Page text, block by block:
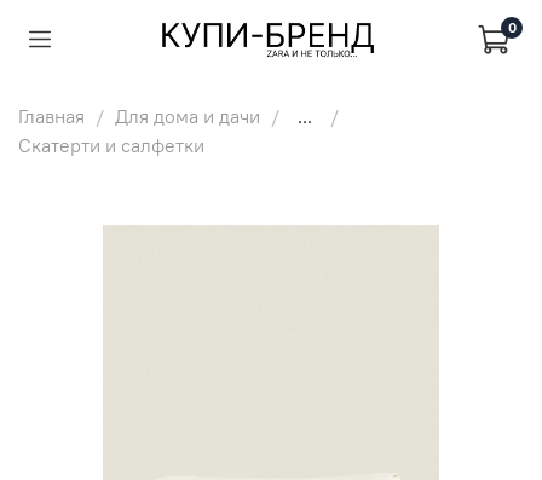
0
Главная Для дома и дачи
...
Скатерти и салфетки